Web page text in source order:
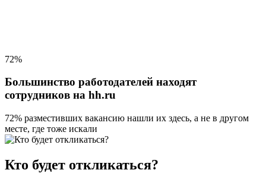
72%
Большинство работодателей находят
сотрудников на hh.ru
72% разместивших вакансию нашли их здесь, а не в другом
месте, где тоже искали
Кто будет откликаться?